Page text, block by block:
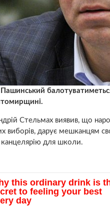
Стельмах виявив, що
виборів, дарує мешканцям
для школи.